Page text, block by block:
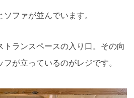
ファが並んでいます。
ランスペースの入り口。その向
が立っているのがレジです。